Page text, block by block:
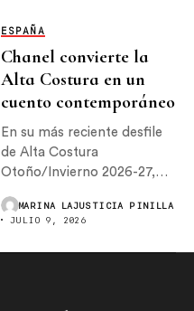
ESPAÑA
Chanel convierte la
Alta Costura en un
cuento contemporáneo
En su más reciente desfile
de Alta Costura
Otoño/Invierno 2026-27,
MARINA LAJUSTICIA PINILLA
JULIO 9, 2026